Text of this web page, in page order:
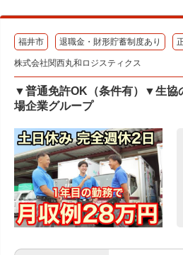
福井市 退職金・財形貯蓄制度あり
株式会社関西丸和ロジスティクス
▼普通免許OK（条件有）▼生協
場企業グループ